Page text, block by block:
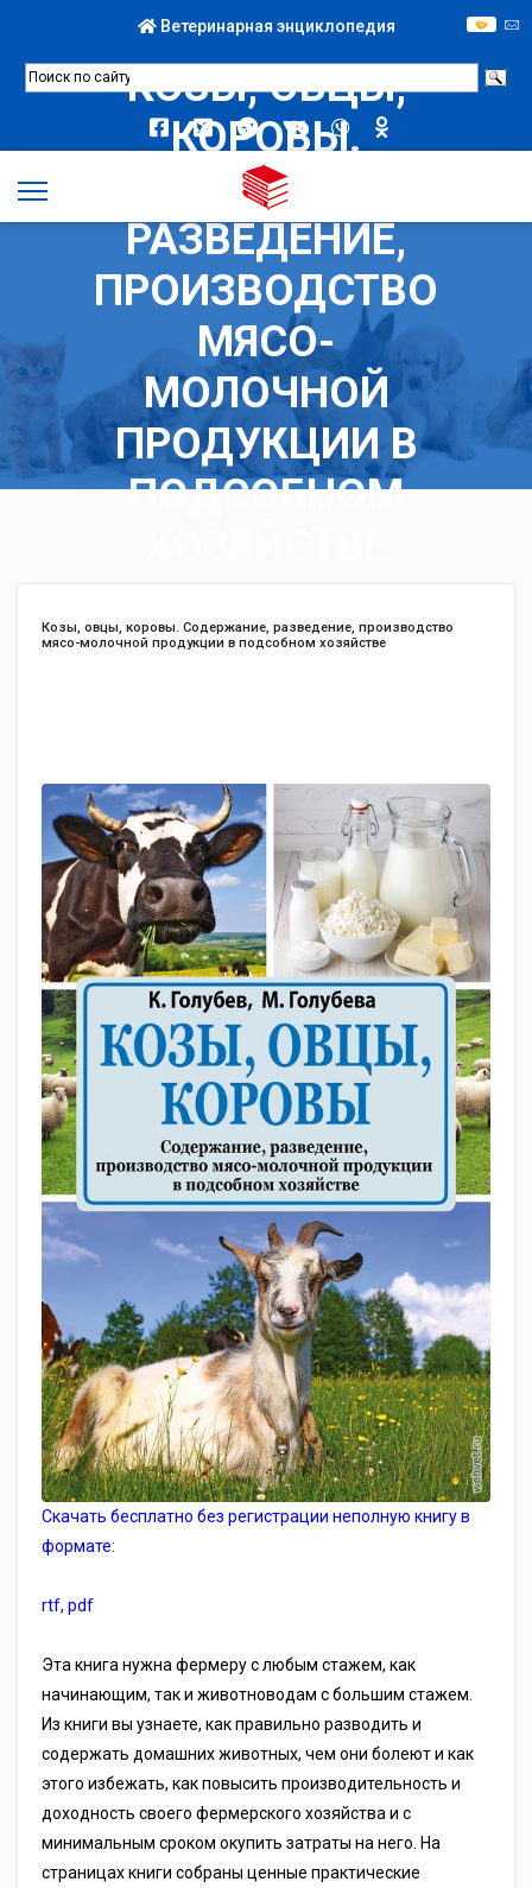
Ветеринарная энциклопедия
КОЗЫ, ОВЦЫ,
КОРОВЫ.
СОДЕРЖАНИЕ,
РАЗВЕДЕНИЕ,
ПРОИЗВОДСТВО
МЯСО-
МОЛОЧНОЙ
ПРОДУКЦИИ В
ПОДСОБНОМ
Козы, овцы, коровы. Содержание, разведение, производство
мясо-молочной продукции в подсобном хозяйстве
Скачать бесплатно без регистрации неполную книгу в
формате:
rtf, pdf
Эта книга нужна фермеру с любым стажем, как
начинающим, так и животноводам с большим стажем.
Из книги вы узнаете, как правильно разводить и
содержать домашних животных, чем они болеют и как
этого избежать, как повысить производительность и
доходность своего фермерского хозяйства и с
минимальным сроком окупить затраты на него. На
страницах книги собраны ценные практические